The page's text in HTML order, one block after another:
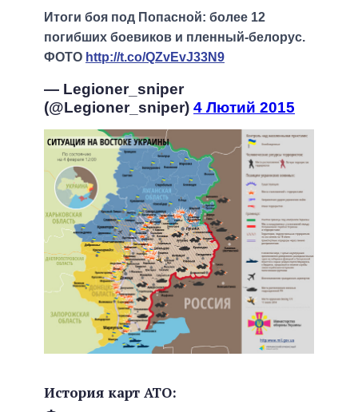
Итоги боя под Попасной: более 12
погибших боевиков и пленный-белорус.
ФОТО http://t.co/QZvEvJ33N9
— Legioner_sniper
(@Legioner_sniper) 4 Лютий 2015
История карт АТО: